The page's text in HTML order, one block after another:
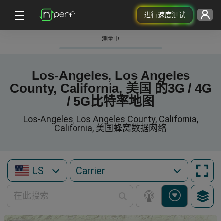
进行速度测试
测量中
Los-Angeles, Los Angeles
County, California, 美国 的3G / 4G
/ 5G比特率地图
Los-Angeles, Los Angeles County, California,
California, 美国蜂窝数据网络
US